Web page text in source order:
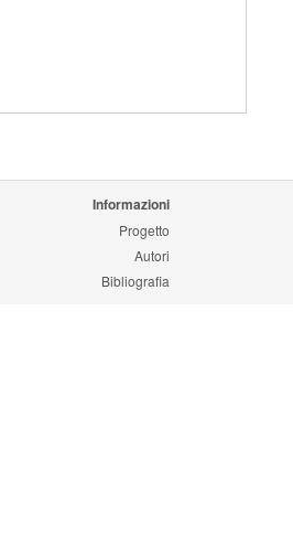
Informazioni
Progetto
Autori
Bibliografia